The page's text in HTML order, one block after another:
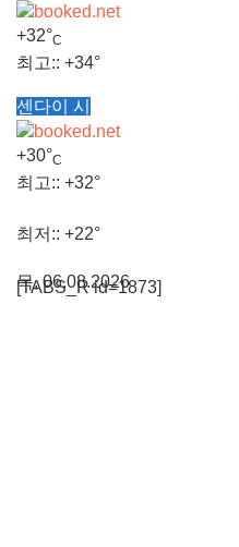
+32°C
최고:: +34°
최저::+25°
금, 07.08.2026
센다이 시
+30°C
최고:: +32°
최저:: +22°
목, 06.08.2026
[TABS_R id=1873]